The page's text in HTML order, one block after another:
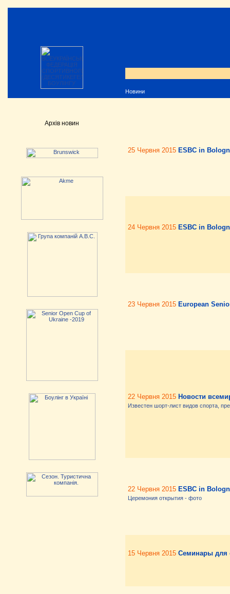
Новини
Архів новин
25 Червня 2015 ESBC in
24 Червня 2015 ESBC in
23 Червня 2015 European
22 Червня 2015 Новости
Известен шорт-лист видов спорта,
22 Червня 2015 ESBC in
Церемония открытия - фото
15 Червня 2015 Семинары для